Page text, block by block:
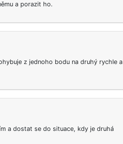
a porazit ho.
z jednoho bodu na druhý rychle a
a dostat se do situace, kdy je druhá